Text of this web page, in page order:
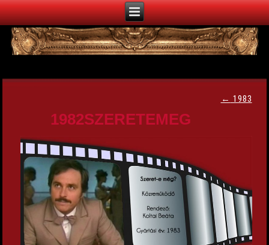
← 1983
1982SZERETEMEG